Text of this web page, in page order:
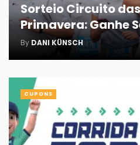
Sorteio Circuito
Primavera: Ganhe
By DANI KÜNSCH
CUPONS